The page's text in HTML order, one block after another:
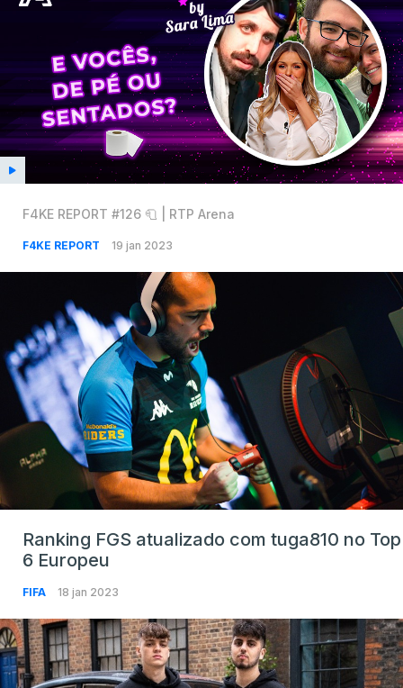
F4KE REPORT #126 🧻 | RTP Arena
F4KE REPORT 19 jan 2023
Ranking FGS atualizado com tuga810 no Top
6 Europeu
FIFA 18 jan 2023